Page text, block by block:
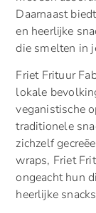
Daarnaast
en heerlijke
die smelten in
Friet Frituur
lokale
veganistische
traditionele
zichzelf
wraps, Friet
ongeacht hun
heerlijke